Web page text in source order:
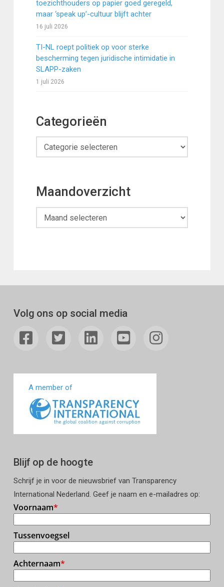
toezichthouders op papier goed geregeld,
maar ‘speak up’-cultuur blijft achter
16 juli 2026
TI-NL roept politiek op voor sterke
bescherming tegen juridische intimidatie in
SLAPP-zaken
1 juli 2026
Categorieën
Categorieën
Maandoverzicht
Maandoverzicht
Volg ons op social media
A member of
Blijf op de hoogte
Schrijf je in voor de nieuwsbrief van Transparency
International Nederland. Geef je naam en e-mailadres op: